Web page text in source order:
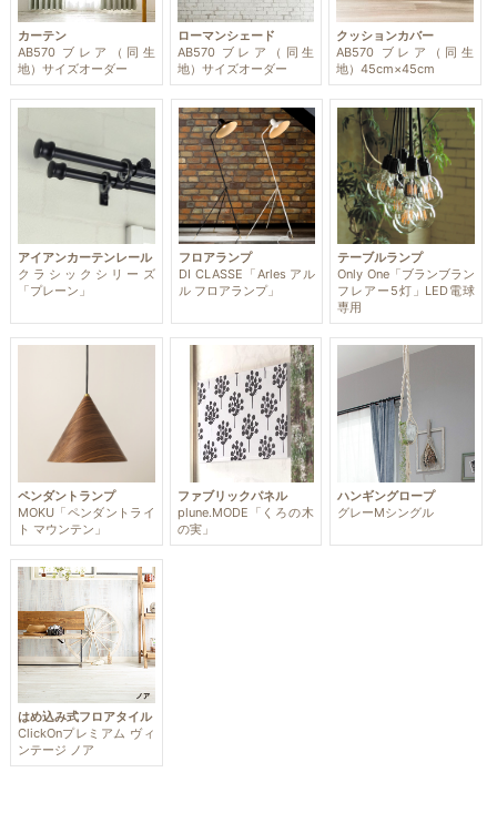
カーテン
AB570 ブレア（同生
地）サイズオーダー
ローマンシェード
AB570 ブレア（同生
地）サイズオーダー
クッションカバー
AB570 ブレア（同生
地）45cm×45cm
アイアンカーテンレール
クラシックシリーズ
「プレーン」
フロアランプ
DI CLASSE「Arles アル
ル フロアランプ」
テーブルランプ
Only One「ブランブラン
フレアー5灯」LED電球
専用
ペンダントランプ
MOKU「ペンダントライ
ト マウンテン」
ファブリックパネル
plune.MODE「くろの木
の実」
ハンギングロープ
グレーMシングル
はめ込み式フロアタイル
ClickOnプレミアム ヴィ
ンテージ ノア